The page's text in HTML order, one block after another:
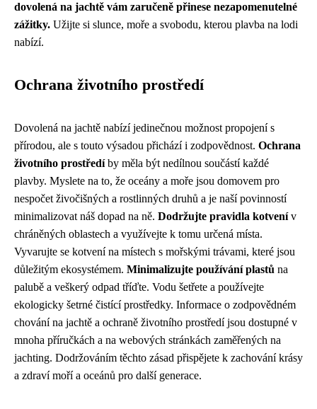
dovolená na jachtě vám zaručeně přinese nezapomenutelné
zážitky. Užijte si slunce, moře a svobodu, kterou plavba na lodi
nabízí.
Ochrana životního prostředí
Dovolená na jachtě nabízí jedinečnou možnost propojení s
přírodou, ale s touto výsadou přichází i zodpovědnost. Ochrana
životního prostředíby měla být nedílnou součástí každé
plavby. Myslete na to, že oceány a moře jsou domovem pro
nespočet živočišných a rostlinných druhů a je naší povinností
minimalizovat náš dopad na ně. Dodržujte pravidla kotvenív
chráněných oblastech a využívejte k tomu určená místa.
Vyvarujte se kotvení na místech s mořskými trávami, které jsou
důležitým ekosystémem. Minimalizujte používání plastů na
palubě a veškerý odpad tříďte. Vodu šetřete a používejte
ekologicky šetrné čistící prostředky. Informace o zodpovědném
chování na jachtě a ochraně životního prostředí jsou dostupné v
mnoha příručkách a na webových stránkách zaměřených na
jachting. Dodržováním těchto zásad přispějete k zachování krásy
a zdraví moří a oceánů pro další generace.